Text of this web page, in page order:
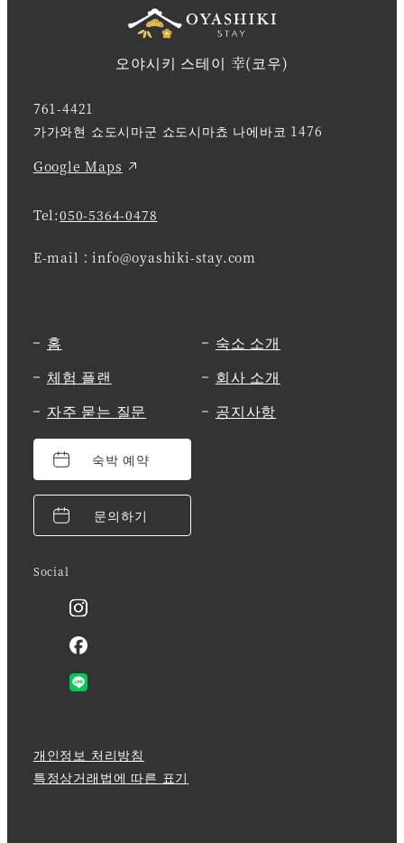
오야시키 스테이 幸(코우)
761-4421
가가와현 쇼도시마군 쇼도시마쵸 나에바코 1476
Google Maps
Tel:050-5364-0478
E-mail：info@oyashiki-stay.com
홈
숙소 소개
체험 플랜
회사 소개
자주 묻는 질문
공지사항
숙박 예약
문의하기
Social
개인정보 처리방침
특정상거래법에 따른 표기